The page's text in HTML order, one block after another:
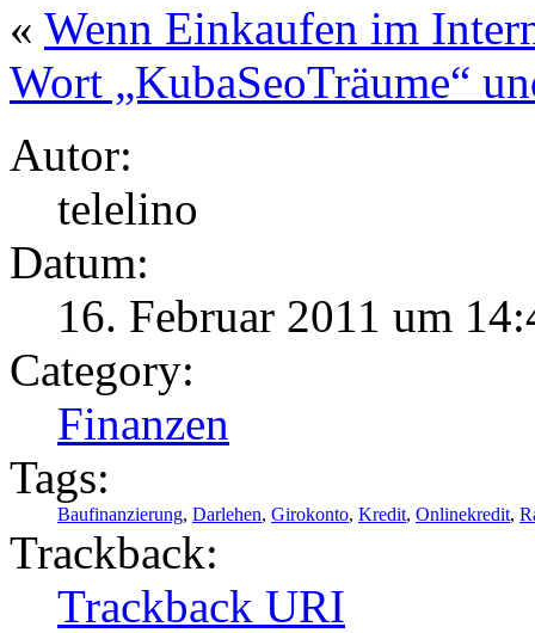
« Wenn Einkaufen im
Wort „KubaSeoTräume“
Autor:
telelino
Datum:
16. Februar 2011 um
Category:
Finanzen
Tags:
Baufinanzierung, Darlehen, Girokonto, Kredit, Onlinekredit,
Trackback:
Trackback URI